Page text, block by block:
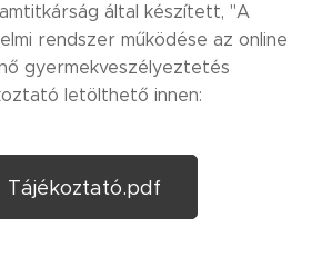
által készített, "A
rendszer működése az online
gyermekveszélyeztetés
letölthető innen:
Tájékoztató.pdf